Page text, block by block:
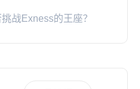
战Exness的王座？